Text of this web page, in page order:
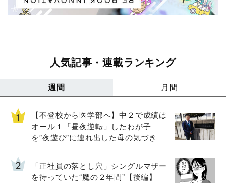
人気記事・連載ランキング
週間 月間
【不登校から医学部へ】中２で成績は
オール１「昼夜逆転」したわが子
を”夜遊び”に連れ出した母の気づき
「正社員の落とし穴」シングルマザー
を待っていた“魔の２年間”【後編】